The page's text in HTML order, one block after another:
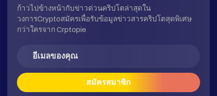
ก้าวไปข้างหน้ากับข่าวด่วนคริปโตล่าสุดใน
วงการCryptoสมัครเพื่อรับข้อมูลข่าวสารคริปโตสุดพิเศษ
กว่าใครจาก Crptopie